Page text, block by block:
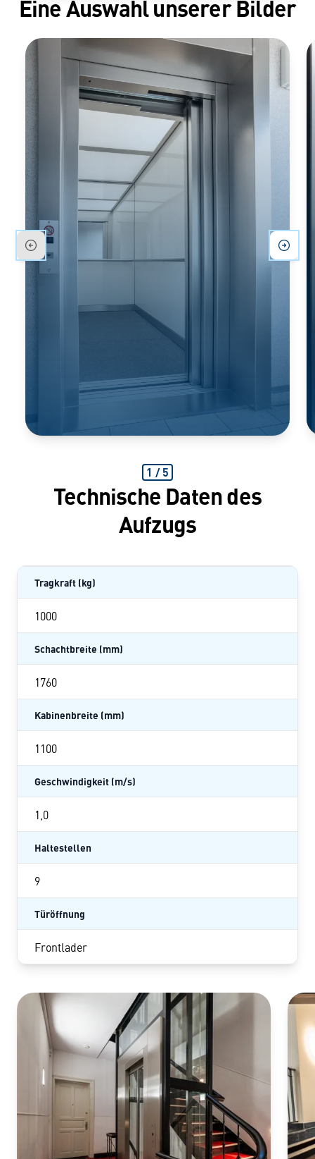
Eine Auswahl unserer Bilder
1 /5
Technische Daten des
Aufzugs
Tragkraft (kg)
1000
Schachtbreite (mm)
1760
Kabinenbreite (mm)
1100
Geschwindigkeit (m/s)
1,0
Haltestellen
9
Türöffnung
Frontlader